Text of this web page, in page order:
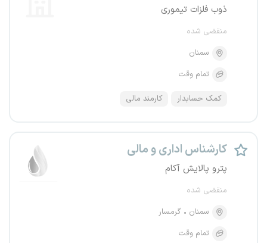
ذوب فلزات تیموری
منقضی شده
سمنان
تمام وقت
کمک حسابدار کارمند مالی
کارشناس اداری و مالی
پترو پالایش آکام
منقضی شده
سمنان
گرمسار
تمام وقت